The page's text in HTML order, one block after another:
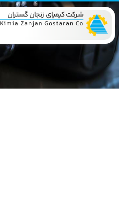
شرکت کیمیای زنجان گستران
Kimia Zanjan Gostaran Co